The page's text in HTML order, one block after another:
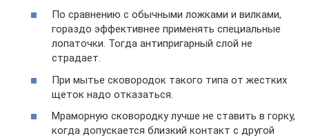
По сравнению с обычными ложками и вилками,
гораздо эффективнее применять специальные
лопаточки. Тогда антипригарный слой не
страдает.
При мытье сковородок такого типа от жестких
щеток надо отказаться.
Мраморную сковородку лучше не ставить в горку,
когда допускается близкий контакт с другой